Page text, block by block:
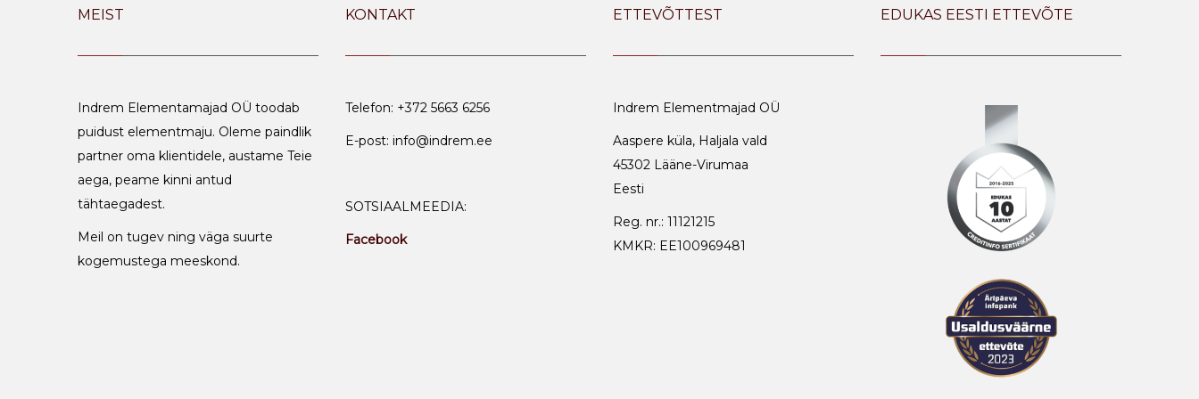
MEIST
Indrem Elementamajad OÜ toodab
puidust elementmaju. Oleme paindlik
partner oma klientidele, austame Teie
aega, peame kinni antud
tähtaegadest.
Meil on tugev ning väga suurte
kogemustega meeskond.
KONTAKT
Telefon: +372 5663 6256
E-post: info@indrem.ee
SOTSIAALMEEDIA:
Facebook
ETTEVÕTTEST
Indrem Elementmajad OÜ
Aaspere küla, Haljala vald
45302 Lääne-Virumaa
Eesti
Reg. nr.: 11121215
KMKR: EE100969481
EDUKAS EESTI ETTEVÕTE